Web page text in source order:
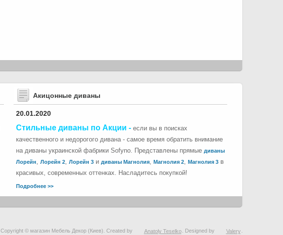
Акицонные диваны
20.01.2020
Стильные диваны по Акции - если вы в поисках
качественного и недорогого дивана - самое время обратить внимание
на диваны украинской фабрики Sofyno. Представлены прямые диваны
Лорейн, Лорейн 2, Лорейн 3 и диваны Магнолия, Магнолия 2, Магнолия 3 в
красивых, современных оттенках. Насладитесь покупкой!
Подробнее >>
Copyright © магазин Мебель Декор (Киев). Created by Anatoly Teselko . Designed by Valery .